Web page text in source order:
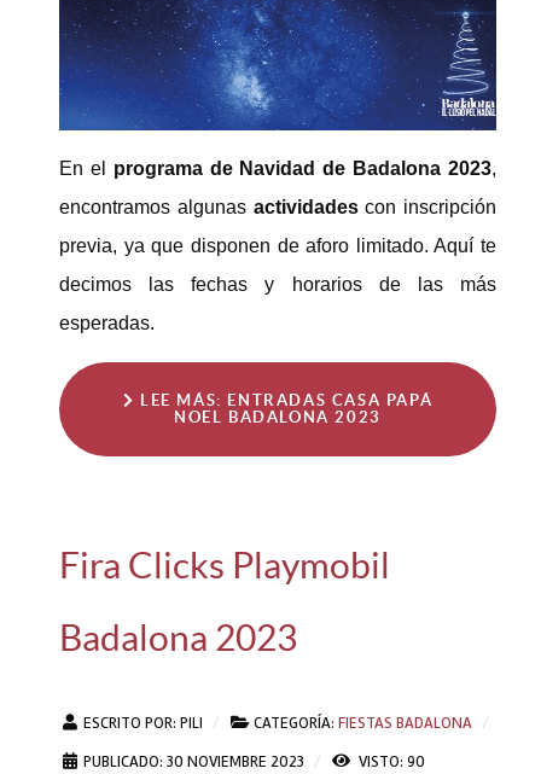
En el programa de Navidad de Badalona 2023,
encontramos algunas actividadescon inscripción
previa, ya que disponen de aforo limitado. Aquí te
decimos las fechas y horarios de las más
esperadas.
LEE MÁS: ENTRADAS CASA PAPÁ
NOEL BADALONA 2023
Fira Clicks Playmobil
Badalona 2023
ESCRITO POR: PILI CATEGORÍA: FIESTAS BADALONA
PUBLICADO: 30 NOVIEMBRE 2023
VISTO: 90